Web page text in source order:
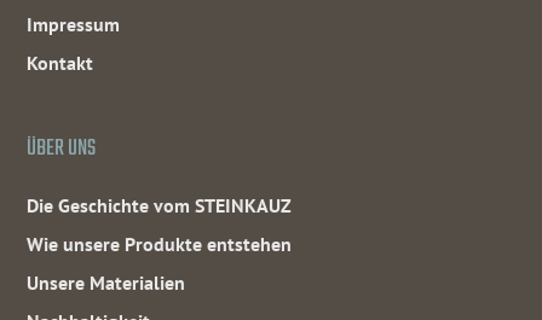
Impressum
Kontakt
ÜBER UNS
Die Geschichte vom STEINKAUZ
Wie unsere Produkte entstehen
Unsere Materialien